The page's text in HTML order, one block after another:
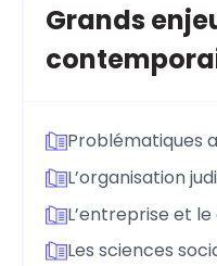
Grands
Problématiques
L’organisation
L’entreprise et
Les sciences